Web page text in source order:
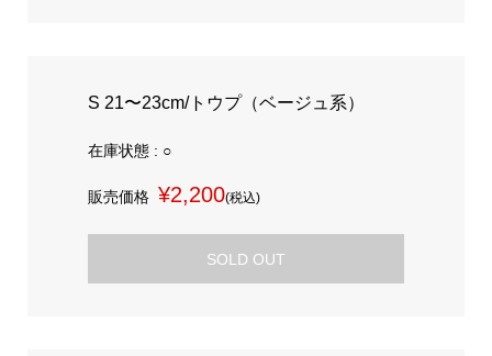
S 21〜23cm/トウプ（ベージュ系）
在庫状態 : ○
販売価格 ¥2,200(税込)
SOLD OUT